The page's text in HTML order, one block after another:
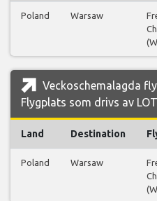
Poland Warsaw
Veckoschemalagda
Flygplats som drivs av LOT
Land Destination
Poland Warsaw